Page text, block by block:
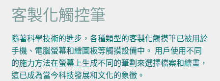
客製化觸控筆
隨著科學技術的進步，各種類型的客製化觸摸筆已被用於
手機、電腦螢幕和繪圖板等觸摸設備中。 用戶使用不同
的施力方法在螢幕上生成不同的筆劃來選擇檔案和繪畫，
這已成為當今科技發展和文化的象徵。